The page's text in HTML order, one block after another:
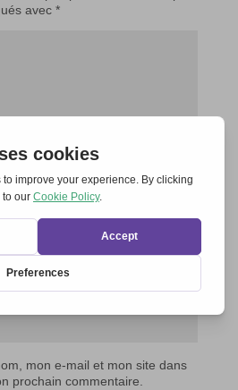
avec *
mon e-mail et mon site dans
prochain commentaire.